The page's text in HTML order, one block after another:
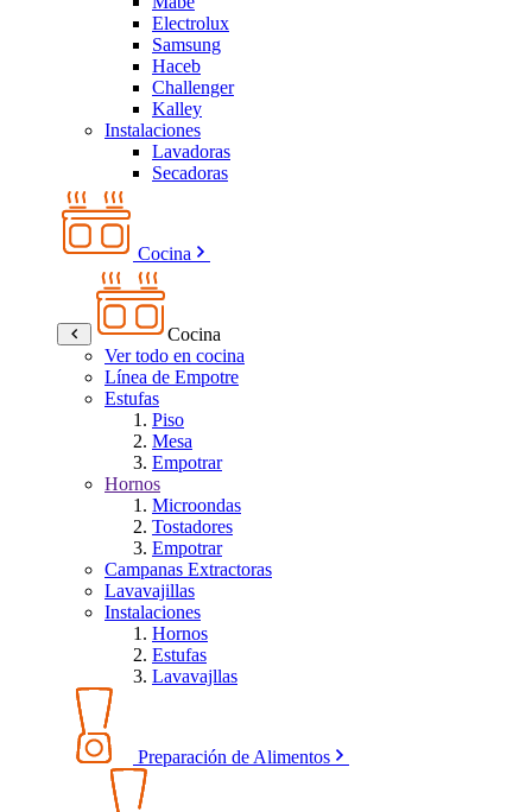
Electrolux
Samsung
Haceb
Challenger
Kalley
Instalaciones
Lavadoras
Secadoras
Cocina
Cocina
Ver todo en cocina
Línea de Empotre
Estufas
Piso
Mesa
Empotrar
Hornos
Microondas
Tostadores
Empotrar
Campanas Extractoras
Lavavajillas
Instalaciones
Hornos
Estufas
Lavavajllas
Preparación de Alimentos